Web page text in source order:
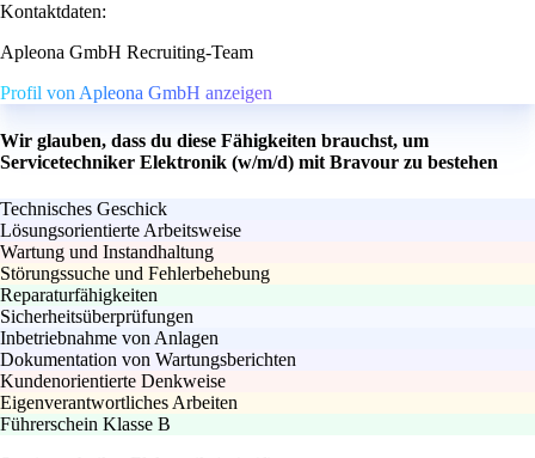
Kontaktdaten:
Apleona GmbH Recruiting-Team
Profil von Apleona GmbH anzeigen
Wir glauben, dass du diese Fähigkeiten brauchst, um
Servicetechniker Elektronik (w/m/d) mit Bravour zu bestehen
Technisches Geschick
Lösungsorientierte Arbeitsweise
Wartung und Instandhaltung
Störungssuche und Fehlerbehebung
Reparaturfähigkeiten
Sicherheitsüberprüfungen
Inbetriebnahme von Anlagen
Dokumentation von Wartungsberichten
Kundenorientierte Denkweise
Eigenverantwortliches Arbeiten
Führerschein Klasse B